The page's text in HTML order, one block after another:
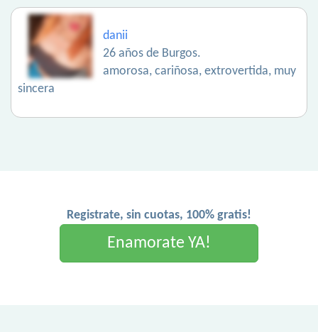
danii
26 años de Burgos.
amorosa, cariñosa, extrovertida, muy
sincera
Registrate, sin cuotas, 100% gratis!
Enamorate YA!